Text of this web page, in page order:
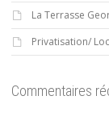
La Terrasse
Privatisation/
Commentaires